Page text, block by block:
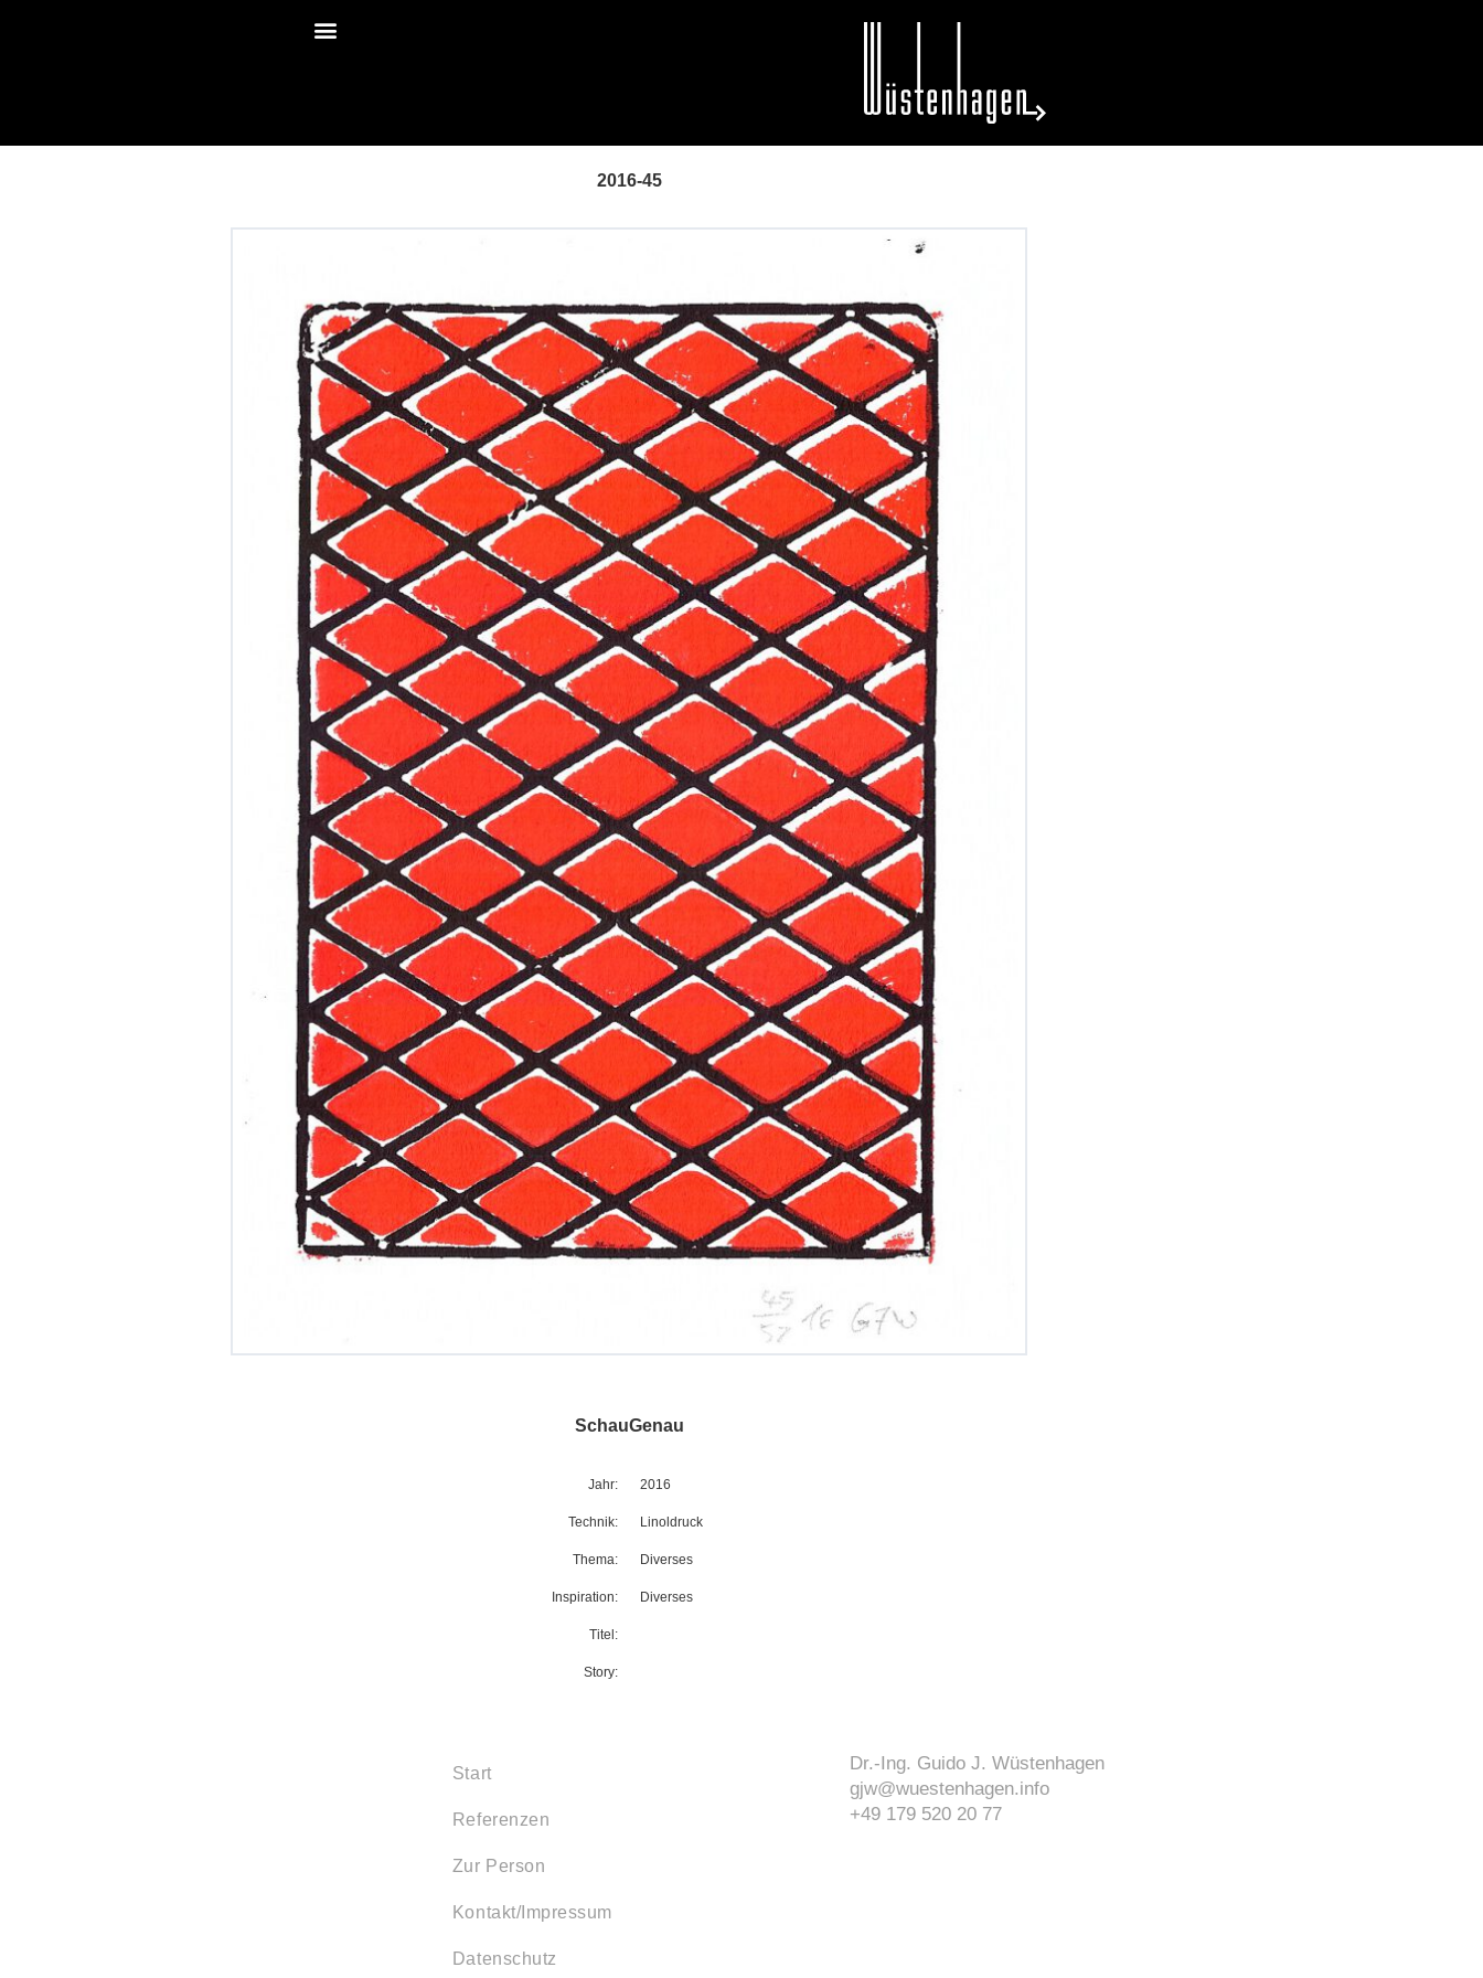
2016-45
SchauGenau
Jahr:
Technik:
Thema:
Inspiration:
Titel:
Story:
2016
Linoldruck
Diverses
Diverses
Start
Referenzen
Zur Person
Kontakt/Impressum
Datenschutz
Dr.-Ing. Guido J. Wüstenhagen
gjw@wuestenhagen.info
+49 179 520 20 77